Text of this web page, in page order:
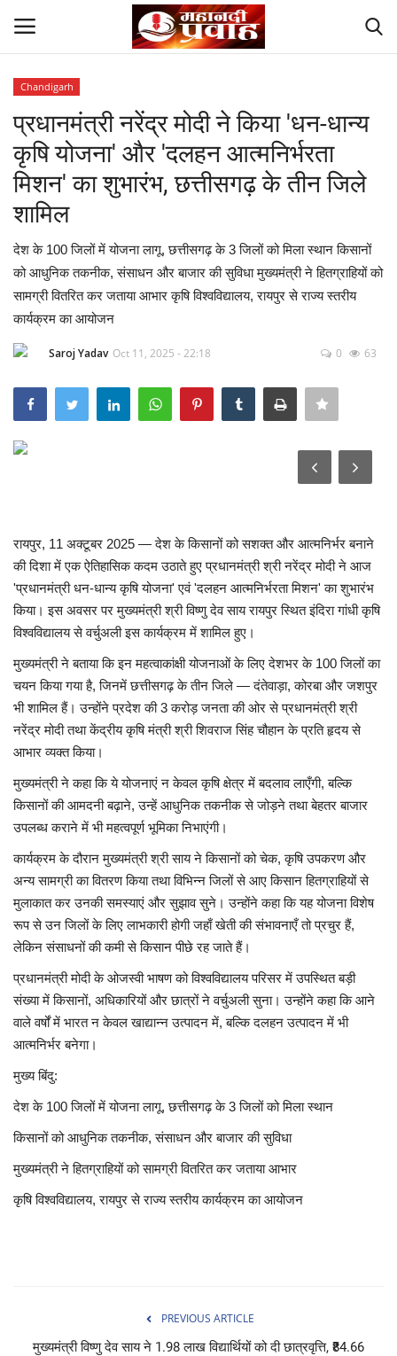
Home
Contact
देश
मनोरंजन
राज्य
दुनिया
वीडियो
ज्योतिष
संस्कृति मंच
Chandigarh
प्रधानमंत्री नरेंद्र मोदी ने किया 'धन-धान्य
कृषि योजना' और 'दलहन आत्मनिर्भरता
मिशन' का शुभारंभ, छत्तीसगढ़ के तीन जिले
शामिल
देश के 100 जिलों में योजना लागू, छत्तीसगढ़ के 3 जिलों को मिला स्थान किसानों
को आधुनिक तकनीक, संसाधन और बाजार की सुविधा मुख्यमंत्री ने हितग्राहियों को
सामग्री वितरित कर जताया आभार कृषि विश्वविद्यालय, रायपुर से राज्य स्तरीय
कार्यक्रम का आयोजन
Saroj Yadav Oct 11, 2025 - 22:18 0 63
रायपुर, 11 अक्टूबर 2025 — देश के किसानों को सशक्त और आत्मनिर्भर बनाने
की दिशा में एक ऐतिहासिक कदम उठाते हुए प्रधानमंत्री श्री नरेंद्र मोदी ने आज
'प्रधानमंत्री धन-धान्य कृषि योजना' एवं 'दलहन आत्मनिर्भरता मिशन' का शुभारंभ
किया। इस अवसर पर मुख्यमंत्री श्री विष्णु देव साय रायपुर स्थित इंदिरा गांधी कृषि
विश्वविद्यालय से वर्चुअली इस कार्यक्रम में शामिल हुए।
मुख्यमंत्री ने बताया कि इन महत्वाकांक्षी योजनाओं के लिए देशभर के 100 जिलों का
चयन किया गया है, जिनमें छत्तीसगढ़ के तीन जिले — दंतेवाड़ा, कोरबा और जशपुर
भी शामिल हैं। उन्होंने प्रदेश की 3 करोड़ जनता की ओर से प्रधानमंत्री श्री
नरेंद्र मोदी तथा केंद्रीय कृषि मंत्री श्री शिवराज सिंह चौहान के प्रति हृदय से
आभार व्यक्त किया।
मुख्यमंत्री ने कहा कि ये योजनाएं न केवल कृषि क्षेत्र में बदलाव लाएँगी, बल्कि
किसानों की आमदनी बढ़ाने, उन्हें आधुनिक तकनीक से जोड़ने तथा बेहतर बाजार
उपलब्ध कराने में भी महत्वपूर्ण भूमिका निभाएंगी।
कार्यक्रम के दौरान मुख्यमंत्री श्री साय ने किसानों को चेक, कृषि उपकरण और
अन्य सामग्री का वितरण किया तथा विभिन्न जिलों से आए किसान हितग्राहियों से
मुलाकात कर उनकी समस्याएं और सुझाव सुने। उन्होंने कहा कि यह योजना विशेष
रूप से उन जिलों के लिए लाभकारी होगी जहाँ खेती की संभावनाएँ तो प्रचुर हैं,
लेकिन संसाधनों की कमी से किसान पीछे रह जाते हैं।
प्रधानमंत्री मोदी के ओजस्वी भाषण को विश्वविद्यालय परिसर में उपस्थित बड़ी
संख्या में किसानों, अधिकारियों और छात्रों ने वर्चुअली सुना। उन्होंने कहा कि आने
वाले वर्षों में भारत न केवल खाद्यान्न उत्पादन में, बल्कि दलहन उत्पादन में भी
आत्मनिर्भर बनेगा।
मुख्य बिंदु:
देश के 100 जिलों में योजना लागू, छत्तीसगढ़ के 3 जिलों को मिला स्थान
किसानों को आधुनिक तकनीक, संसाधन और बाजार की सुविधा
मुख्यमंत्री ने हितग्राहियों को सामग्री वितरित कर जताया आभार
कृषि विश्वविद्यालय, रायपुर से राज्य स्तरीय कार्यक्रम का आयोजन
PREVIOUS ARTICLE
मुख्यमंत्री विष्णु देव साय ने 1.98 लाख विद्यार्थियों को दी छात्रवृत्ति, ₹84.66